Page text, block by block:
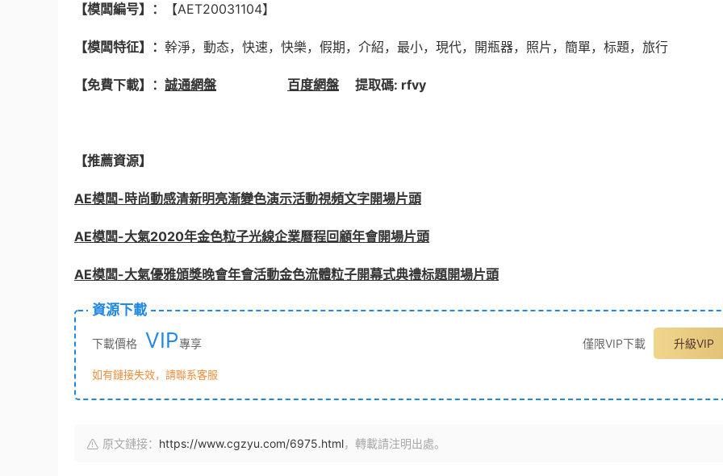
【模闆編号】： 【AET20031104】
【模闆特征】： 幹淨，動态，快速，快樂，假期，介紹，最小，現代，開瓶器，照片，簡單，标題，旅行
【免費下載】： 誠通網盤 百度網盤 提取碼: rfvy
【推薦資源】
AE模闆-時尚動感清新明亮漸變色演示活動視頻文字開場片頭
AE模闆-大氣2020年金色粒子光線企業曆程回顧年會開場片頭
AE模闆-大氣優雅頒獎晚會年會活動金色流體粒子開幕式典禮标題開場片頭
資源下載
下載價格 VIP專享 僅限VIP下載 升級VIP
如有鏈接失效，請聯系客服
原文鏈接： https://www.cgzyu.com/6975.html，轉載請注明出處。